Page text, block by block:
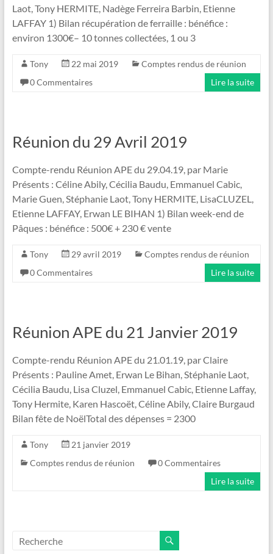
Laot, Tony HERMITE, Nadège Ferreira Barbin, Etienne
LAFFAY 1) Bilan récupération de ferraille : bénéfice :
environ 1300€– 10 tonnes collectées, 1 ou 3
Tony 22 mai 2019
Comptes rendus de réunion
0 Commentaires
Lire la suite
Réunion du 29 Avril 2019
Compte-rendu Réunion APE du 29.04.19, par Marie
Présents : Céline Abily, Cécilia Baudu, Emmanuel Cabic,
Marie Guen, Stéphanie Laot, Tony HERMITE, LisaCLUZEL,
Etienne LAFFAY, Erwan LE BIHAN 1) Bilan week-end de
Pâques : bénéfice : 500€ + 230 € vente
Tony 29 avril 2019
Comptes rendus de réunion
0 Commentaires
Lire la suite
Réunion APE du 21 Janvier 2019
Compte-rendu Réunion APE du 21.01.19, par Claire
Présents : Pauline Amet, Erwan Le Bihan, Stéphanie Laot,
Cécilia Baudu, Lisa Cluzel, Emmanuel Cabic, Etienne Laffay,
Tony Hermite, Karen Hascoët, Céline Abily, Claire Burgaud
Bilan fête de NoëlTotal des dépenses = 2300
Tony
21 janvier 2019
Comptes rendus de réunion
0 Commentaires
Lire la suite